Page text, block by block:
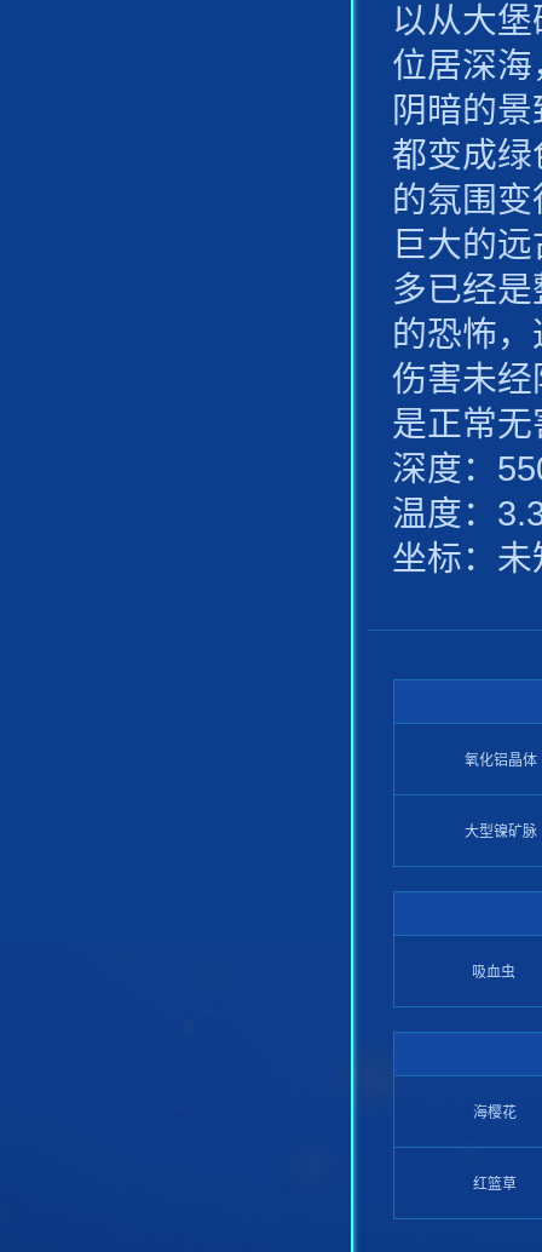
以从大
位居深
阴暗的
都变成
的氛围
巨大的
多已经
的恐怖
伤害未
是正常无
深度：
温度：
坐标：未
氧化铝晶体
大型镍矿脉
吸血虫
海樱花
红篮草